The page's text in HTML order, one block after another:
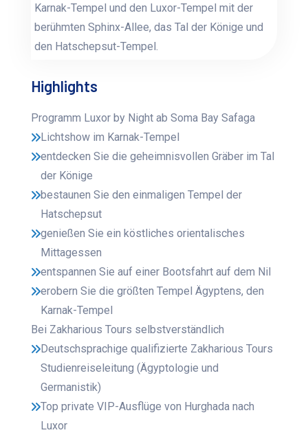
Karnak-Tempel und den Luxor-Tempel mit der
berühmten Sphinx-Allee, das Tal der Könige und
den Hatschepsut-Tempel.
Highlights
Programm Luxor by Night ab Soma Bay Safaga
Lichtshow im Karnak-Tempel
entdecken Sie die geheimnisvollen Gräber im Tal
der Könige
bestaunen Sie den einmaligen Tempel der
Hatschepsut
genießen Sie ein köstliches orientalisches
Mittagessen
entspannen Sie auf einer Bootsfahrt auf dem Nil
erobern Sie die größten Tempel Ägyptens, den
Karnak-Tempel
Bei Zakharious Tours selbstverständlich
Deutschsprachige qualifizierte Zakharious Tours
Studienreiseleitung (Ägyptologie und
Germanistik)
Top private VIP-Ausflüge von Hurghada nach
Luxor